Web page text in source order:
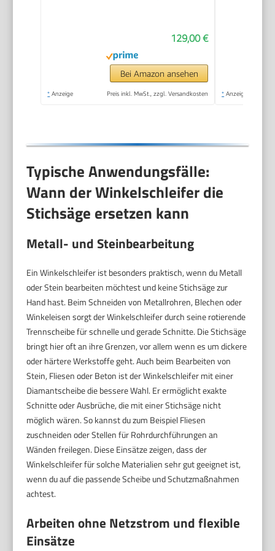
Abdeckschutz,
Zusatzhandgriff)
129,00 €
Bei Amazon ansehen
* Anzeige Preis inkl. MwSt., zzgl. Versandkosten * Anzeige
Typische Anwendungsfälle:
Wann der Winkelschleifer die
Stichsäge ersetzen kann
Metall- und Steinbearbeitung
Ein Winkelschleifer ist besonders praktisch, wenn du Metall
oder Stein bearbeiten möchtest und keine Stichsäge zur
Hand hast. Beim Schneiden von Metallrohren, Blechen oder
Winkeleisen sorgt der Winkelschleifer durch seine rotierende
Trennscheibe für schnelle und gerade Schnitte. Die Stichsäge
bringt hier oft an ihre Grenzen, vor allem wenn es um dickere
oder härtere Werkstoffe geht. Auch beim Bearbeiten von
Stein, Fliesen oder Beton ist der Winkelschleifer mit einer
Diamantscheibe die bessere Wahl. Er ermöglicht exakte
Schnitte oder Ausbrüche, die mit einer Stichsäge nicht
möglich wären. So kannst du zum Beispiel Fliesen
zuschneiden oder Stellen für Rohrdurchführungen an
Wänden freilegen. Diese Einsätze zeigen, dass der
Winkelschleifer für solche Materialien sehr gut geeignet ist,
wenn du auf die passende Scheibe und Schutzmaßnahmen
achtest.
Arbeiten ohne Netzstrom und flexible
Einsätze